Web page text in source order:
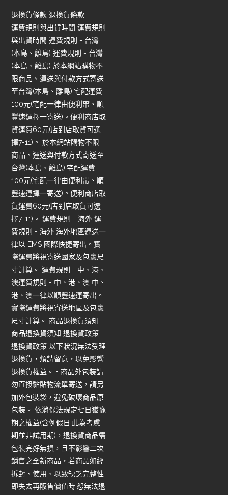
退換貨條款 退換貨條款
運費規則與出貨時間 運費規則
與出貨時間 運費規則 - 台灣
(本島、離島) 運費規則 - 台灣
(本島、離島) 於本網站購物不
限商品、運送與付款方式寄送
至台灣(本島、離島):宅配運費
100元(宅配一律由便利帶、順
豐速運擇一寄送)。便利商店取
貨運費60元(店到店取貨可選
擇7-11)。 於本網站購物不限
商品、運送與付款方式寄送至
台灣(本島、離島):宅配運費
100元(宅配一律由便利帶、順
豐速運擇一寄送)。便利商店取
貨運費60元(店到店取貨可選
擇7-11)。 運費規則 - 海外 運
費規則 - 海外 海外地區運送一
律以 EMS 國際快捷寄出。實
際運費將視寄送國家及包裹尺
寸計算。 運費規則 - 中、港、
澳運費規則 - 中、港、澳 中、
港、澳一律以順豐速運寄出。
實際運費將視寄送地區及包裹
尺寸計算。 商品退換貨須知
商品退換貨須知 退換貨政策
退換貨政策 以下狀況無法受理
退換貨，煩請留意，以免影響
退換貨權益。 • 商品外包裝請
勿直接黏貼物流單寄送，請另
加外包裝袋，避免破壞商品原
包裝。 依消保法規定七日猶豫
期之權益(含例假日,此為考慮
期並非試用期)，退換貨商品需
包裝完好無損，且不影響二次
銷售之全新商品，若商品如經
拆封、使用、以致缺乏完整性
即失去再販售價值時,恕無法退